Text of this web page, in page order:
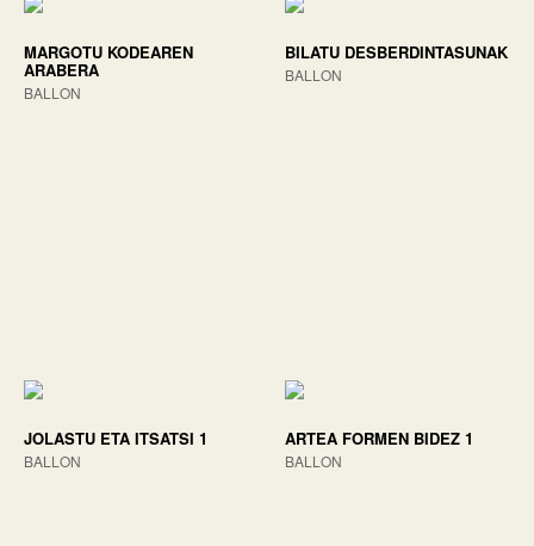
MARGOTU KODEAREN
ARABERA
BALLON
BILATU DESBERDINTASUNAK
BALLON
JOLASTU ETA ITSATSI 1
BALLON
ARTEA FORMEN BIDEZ 1
BALLON